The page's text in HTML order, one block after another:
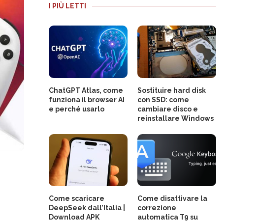
I PIÙ LETTI
ChatGPT Atlas, come
funziona il browser AI
e perché usarlo
Sostituire hard disk
con SSD: come
cambiare disco e
reinstallare Windows
Come scaricare
DeepSeek dall’Italia |
Download APK
Come disattivare la
correzione
automatica T9 su